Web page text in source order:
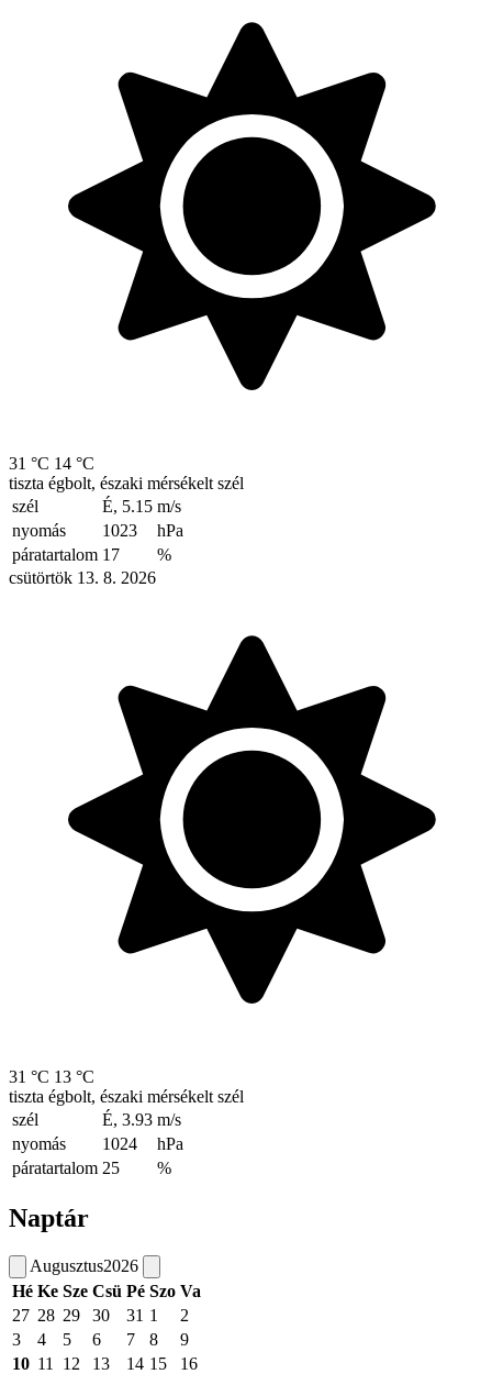
31 °C 14 °C
tiszta égbolt, északi mérsékelt szél
szél
É, 5.15 m/s
nyomás
1023
hPa
páratartalom 17
%
csütörtök 13. 8. 2026
31 °C 13 °C
tiszta égbolt, északi mérsékelt szél
szél
É, 3.93 m/s
nyomás
1024
hPa
páratartalom 25 %
Naptár
Augusztus2026
Hé Ke Sze Csü Pé Szo Va
27 28 29 30 31 1
2
3
4 5 6 7 8
9
10 11 12 13 14 15
16